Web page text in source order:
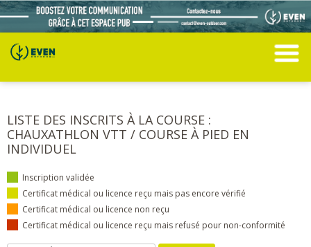
LISTE DES INSCRITS À LA COURSE :
CHAUXATHLON VTT / COURSE À PIED EN
INDIVIDUEL
Inscription validée
Certificat médical ou licence reçu mais pas encore vérifié
Certificat médical ou licence non reçu
Certificat médical ou licence reçu mais refusé pour non-conformité